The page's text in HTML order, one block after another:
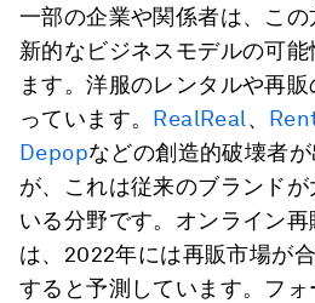
一部の企業や関係者は、こ
新的なビジネスモデルの可
ます。洋服のレンタルや再
っています。 RealReal、
Depopなどの創造的破壊者
が、これは従来のブランド
いる分野です。オンライン再
は、2022年には再販市場が
すると予測しています。フォ